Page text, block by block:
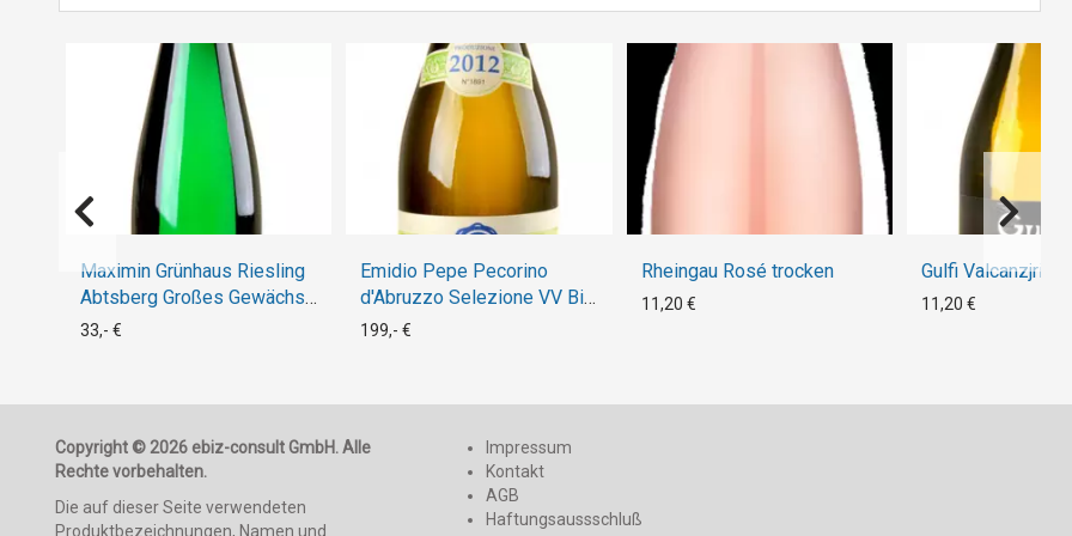
Maximin Grünhaus Riesling
Abtsberg Großes Gewächs
2020
33,- €
Emidio Pepe Pecorino
d'Abruzzo Selezione VV Bio
2012
199,- €
Rheingau Rosé trocken
11,20 €
Gulfi Valcanzjria
11,20 €
Copyright © 2026 ebiz-consult GmbH. Alle
Rechte vorbehalten.
Die auf dieser Seite verwendeten
Produktbezeichnungen, Namen und
Impressum
Kontakt
AGB
Haftungsaussschluß